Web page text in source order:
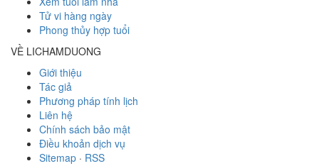
Tử vi hàng ngày
Phong thủy hợp tuổi
VỀ LICHAMDUONG
Giới thiệu
Tác giả
Phương pháp tính lịch
Liên hệ
Chính sách bảo mật
Điều khoản dịch vụ
Sitemap · RSS